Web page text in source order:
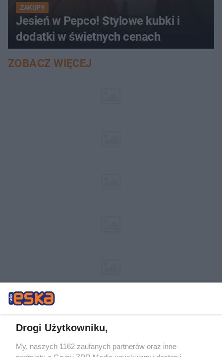
ZAKUPY
Jesień w Pepco! Stylowe kubki i
dodatki w świetnych cenach
ZOBACZ WIĘCEJ
Żaden utwór zamieszczony w serwisie nie może być powielany i
Drogi Użytkowniku,
My, naszych 1162 zaufanych partnerów oraz inne